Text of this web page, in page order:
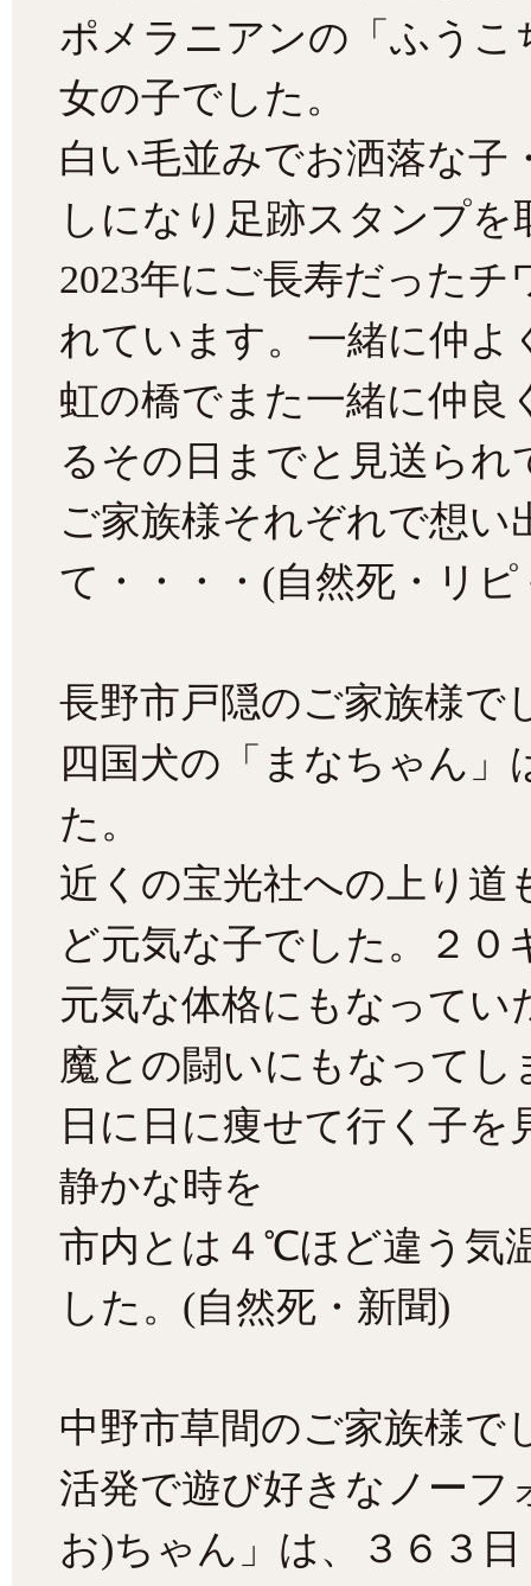
ポメラニアンの「ふうこ
女の子でした。
白い毛並みでお洒落な子
しになり足跡スタンプを
2023年にご長寿だった
れています。一緒に仲よ
虹の橋でまた一緒に仲良
るその日までと見送られ
ご家族様それぞれで想
て・・・・(自然死・リ
長野市戸隠のご家族様で
四国犬の「まなちゃん
た。
近くの宝光社への上り道
ど元気な子でした。２０
元気な体格にもなってい
魔との闘いにもなってし
日に日に痩せて行く子
静かな時を
市内とは４℃ほど違う気
した。(自然死・新聞)
中野市草間のご家族様で
活発で遊び好きなノーフ
お)ちゃん」は、３６３日